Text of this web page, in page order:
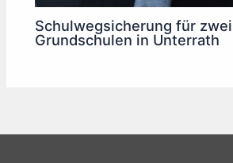
Schulwegsicherung für zwei
Grundschulen in Unterrath